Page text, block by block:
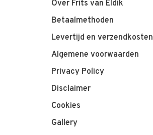
Over Frits van Eldik
Betaalmethoden
Levertijd en verzendkosten
Algemene voorwaarden
Privacy Policy
Disclaimer
Cookies
Gallery